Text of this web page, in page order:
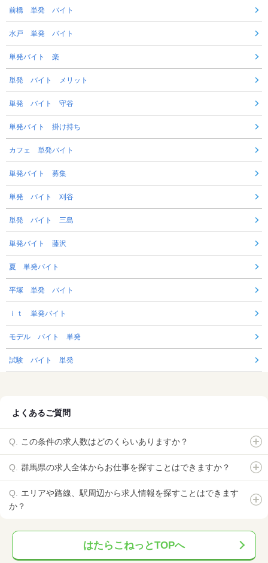
前橋 単発 バイト
水戸 単発 バイト
単発バイト 楽
単発 バイト メリット
単発 バイト 守谷
単発バイト 掛け持ち
カフェ 単発バイト
単発バイト 募集
単発 バイト 刈谷
単発 バイト 三島
単発バイト 藤沢
夏 単発バイト
平塚 単発 バイト
ｉｔ 単発バイト
モデル バイト 単発
試験 バイト 単発
よくあるご質問
この条件の求人数はどのくらいありますか？
群馬県の求人全体からお仕事を探すことはできますか？
エリアや路線、駅周辺から求人情報を探すことはできます
か？
はたらこねっとTOPへ